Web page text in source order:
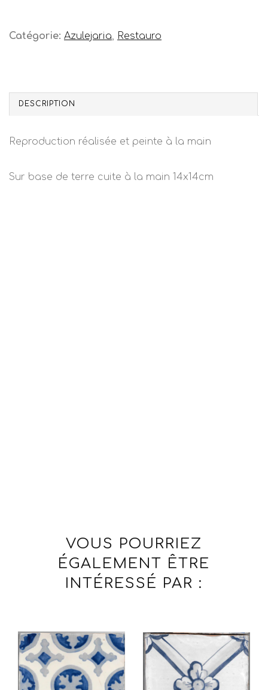
Catégorie: Azulejaria, Restauro
DESCRIPTION
Reproduction réalisée et peinte à la main
Sur base de terre cuite à la main 14x14cm
VOUS POURRIEZ
ÉGALEMENT ÊTRE
INTÉRESSÉ PAR :